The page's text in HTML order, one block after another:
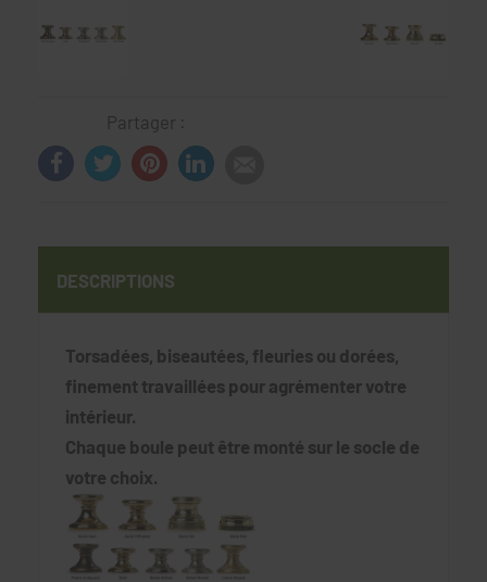
Partager :
DESCRIPTIONS
Torsadées, biseautées, fleuries ou dorées,
finement travaillées pour agrémenter votre
intérieur.
Chaque boule peut être monté sur le socle de
votre choix.